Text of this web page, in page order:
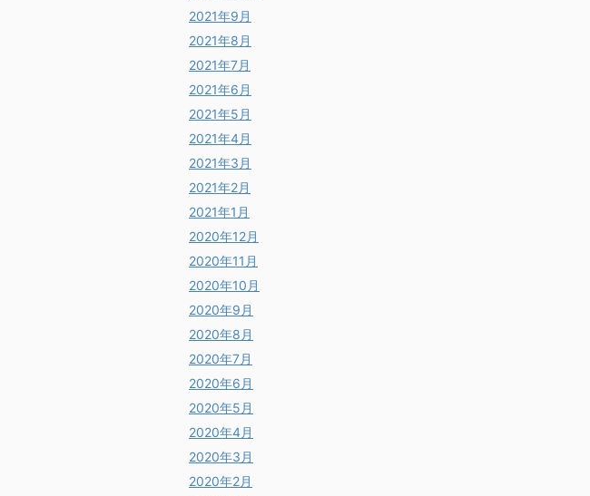
2021年9月
2021年8月
2021年7月
2021年6月
2021年5月
2021年4月
2021年3月
2021年2月
2021年1月
2020年12月
2020年11月
2020年10月
2020年9月
2020年8月
2020年7月
2020年6月
2020年5月
2020年4月
2020年3月
2020年2月